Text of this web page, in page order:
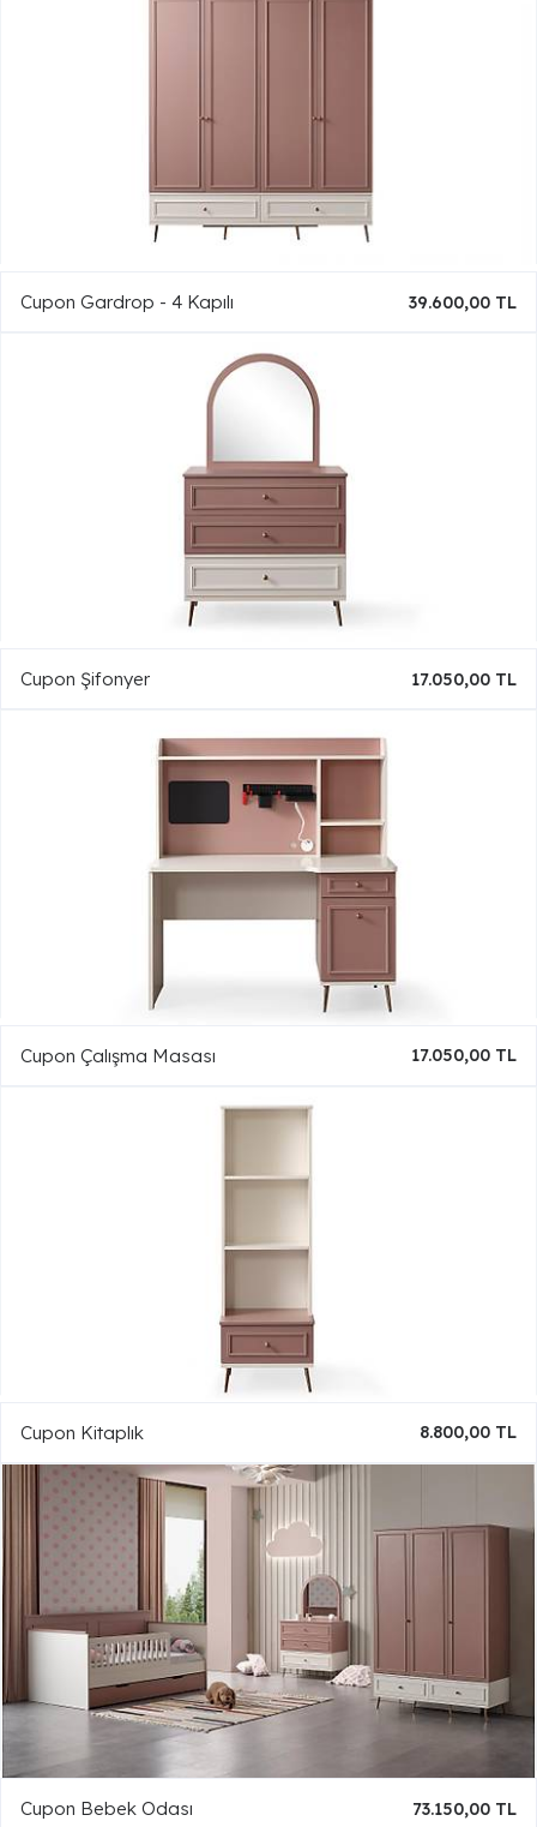
Cupon Gardrop - 4 Kapılı 39.600,00 TL
Cupon Şifonyer 17.050,00 TL
Cupon Çalışma Masası 17.050,00 TL
Cupon Kitaplık 8.800,00 TL
Cupon Bebek Odası 73.150,00 TL